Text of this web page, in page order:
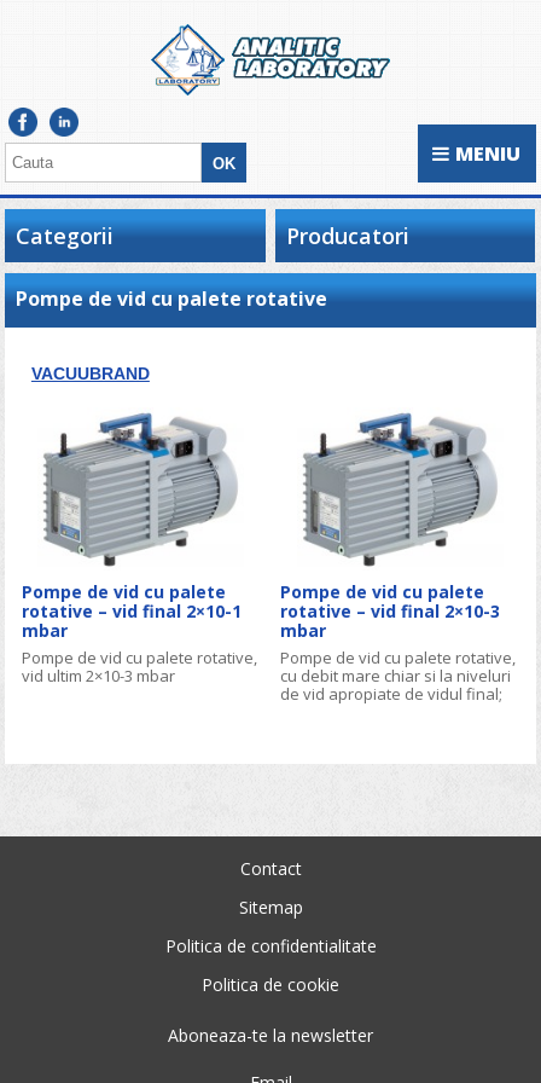
MENIU
Categorii Producatori
Pompe de vid cu palete rotative
VACUUBRAND
Pompe de vid cu palete
rotative – vid final 2×10-1
mbar
Pompe de vid cu palete rotative,
vid ultim 2×10-3 mbar
Pompe de vid cu palete
rotative – vid final 2×10-3
mbar
Pompe de vid cu palete rotative,
cu debit mare chiar si la niveluri
de vid apropiate de vidul final;
Contact
Sitemap
Politica de confidentialitate
Politica de cookie
Aboneaza-te la newsletter